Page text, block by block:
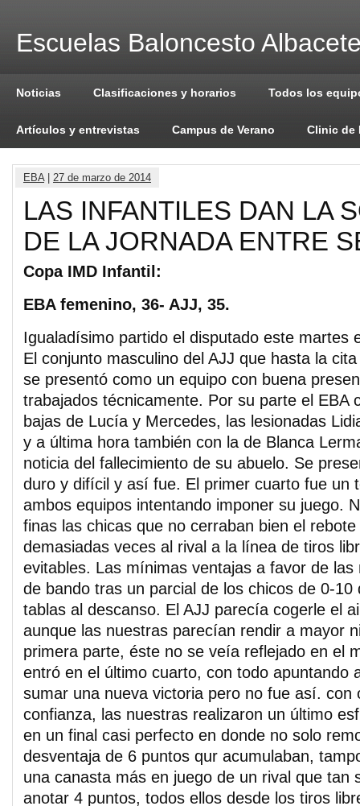
Escuelas Baloncesto
Noticias Clasificaciones y horarios Todos los
Artículos y entrevistas Campus de Verano Clinic de
EBA| 27 de marzo de 2014
LAS INFANTILES DAN LA
DE LA JORNADA ENTRE
Copa IMD Infantil:
EBA femenino, 36- AJJ, 35.
Igualadísimo partido el disputado este martes
El conjunto masculino del AJJ que hasta la
se presentó como un equipo con buena
trabajados técnicamente. Por su parte el EBA
bajas de Lucía y Mercedes, las lesionadas
y a última hora también con la de Blanca
noticia del fallecimiento de su abuelo. Se
duro y difícil y así fue. El primer cuarto fue un
ambos equipos intentando imponer su juego.
finas las chicas que no cerraban bien el
demasiadas veces al rival a la línea de tiros
evitables. Las mínimas ventajas a favor de
de bando tras un parcial de los chicos de 0-10
tablas al descanso. El AJJ parecía cogerle el
aunque las nuestras parecían rendir a mayor
primera parte, éste no se veía reflejado en el
entró en el último cuarto, con todo apuntando
sumar una nueva victoria pero no fue así. con
confianza, las nuestras realizaron un último
en un final casi perfecto en donde no solo
desventaja de 6 puntos qur acumulaban,
una canasta más en juego de un rival que tan
anotar 4 puntos, todos ellos desde los tiros